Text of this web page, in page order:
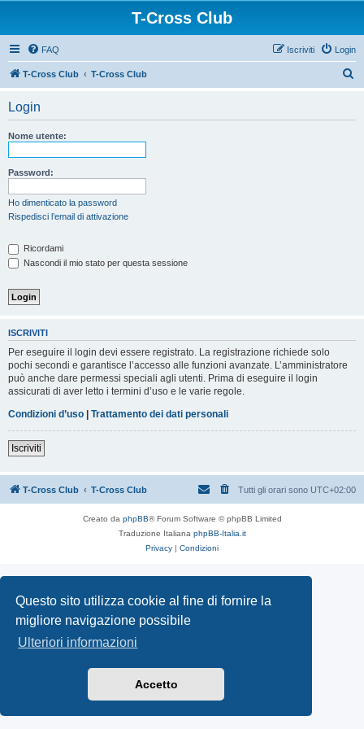
Questo sito utilizza cookie al fine di fornire la
migliore navigazione possibile
Ulteriori informazioni
Accetto
T-Cross Club
FAQ Login
Iscriviti
T-Cross Club T-Cross Club
Login
Nome utente:
Password:
Ho dimenticato la password
Rispedisci l’email di attivazione
Ricordami
Nascondi il mio stato per questa sessione
ISCRIVITI
Per eseguire il login devi essere registrato. La registrazione richiede solo
pochi secondi e garantisce l’accesso alle funzioni avanzate. L’amministratore
può anche dare permessi speciali agli utenti. Prima di eseguire il login
assicurati di aver letto i termini d’uso e le varie regole.
Condizioni d’uso | Trattamento dei dati personali
Iscriviti
T-Cross Club T-Cross Club Tutti gli orari sono UTC+02:00
Creato da phpBB® Forum Software © phpBB Limited
Traduzione Italiana phpBB-Italia.it
Privacy | Condizioni